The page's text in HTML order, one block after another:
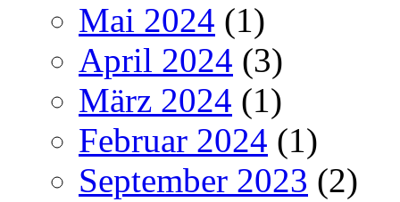
Mai 2024 (1)
April 2024 (3)
März 2024 (1)
Februar 2024 (1)
September 2023 (2)